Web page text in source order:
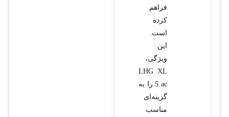
فراهم
کرده
است.
این
ویژگی،
LHG XL
5 ac را به
گزینه‌ای
مناسب